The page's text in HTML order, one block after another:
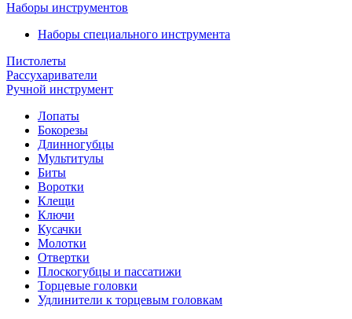
Наборы инструментов
Наборы специального инструмента
Пистолеты
Рассухариватели
Ручной инструмент
Лопаты
Бокорезы
Длинногубцы
Мультитулы
Биты
Воротки
Клещи
Ключи
Кусачки
Молотки
Отвертки
Плоскогубцы и пассатижи
Торцевые головки
Удлинители к торцевым головкам